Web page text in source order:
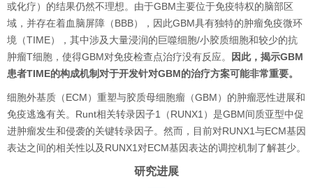
或化疗）的结果仍然不理想。由于GBM主要位于免疫特权的脑部区
域，并存在着血脑屏障（BBB），因此GBM具有独特的肿瘤免疫微环
境（TIME），其中涉及大量浸润的巨噬细胞/小胶质细胞和较少的抗
肿瘤T细胞，使得GBM对免疫检查点治疗没有反应。
因此，揭示GBM
患者TIME的构成机制对于开发针对GBM的治疗方案可能非常重要。
细胞外基质（ECM）重塑与胶质母细胞瘤（GBM）的肿瘤恶性进展和
免疫逃逸有关。Runt相关转录因子1（RUNX1）是GBM间质亚型中促
进肿瘤发生和侵袭的关键转录因子。然而，目前对RUNX1与ECM基因
表达之间的相关性以及RUNX1对ECM基因表达的调控机制了解甚少。
研究进展